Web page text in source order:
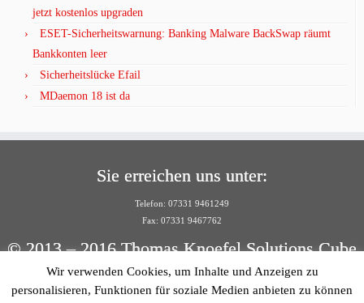
jetzt kostenlos upgraden
ESET-Sicherheitswarnung: Banking Malware BackSwap räumt
Bankkonten leer
Sicherheitslücke Efail
MDaemon 18 ist da
Sie erreichen uns unter:
Telefon: 07331 9461249
Fax: 07331 9467762
© 2013 – 2016 Thomas Knoefel Solutions Cube
Per E-Mail:
Wir verwenden Cookies, um Inhalte und Anzeigen zu
personalisieren, Funktionen für soziale Medien anbieten zu können